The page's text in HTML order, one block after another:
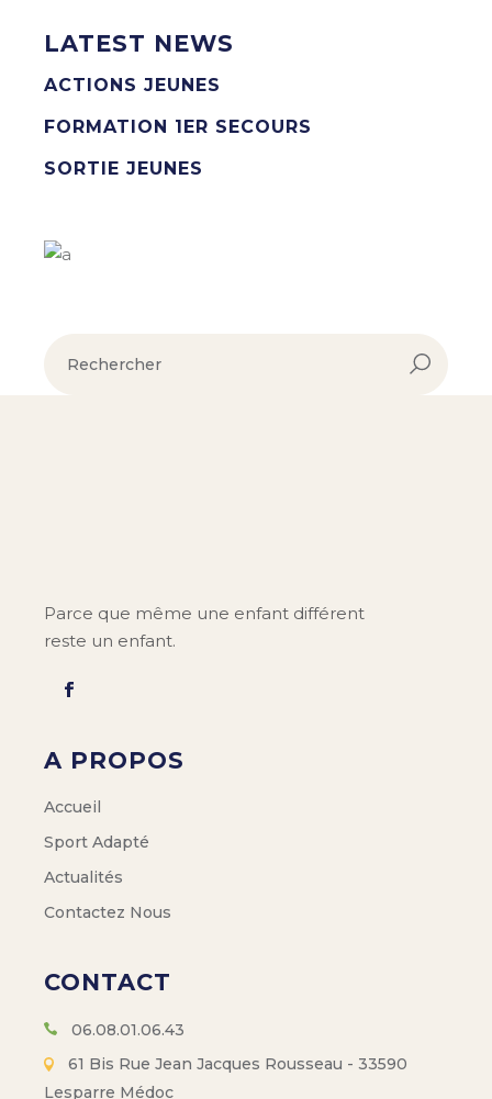
LATEST NEWS
ACTIONS JEUNES
FORMATION 1ER SECOURS
SORTIE JEUNES
Parce que même une enfant différent
reste un enfant.
A PROPOS
Accueil
Sport Adapté
Actualités
Contactez Nous
CONTACT
06.08.01.06.43
61 Bis Rue Jean Jacques Rousseau - 33590
Lesparre Médoc